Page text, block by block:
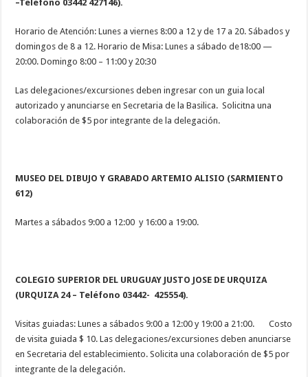
–Teléfono 03442 427146).
Horario de Atención: Lunes a viernes 8:00 a 12 y de 17 a 20. Sábados y
domingos de 8 a 12. Horario de Misa: Lunes a sábado de18:00 —
20:00. Domingo 8:00 – 11:00 y 20:30
Las delegaciones/excursiones deben ingresar con un guia local
autorizado y anunciarse en Secretaria de la Basilica. Solicitna una
colaboración de $5 por integrante de la delegación.
MUSEO DEL DIBUJO Y GRABADO ARTEMIO ALISIO (SARMIENTO
612)
Martes a sábados 9:00 a 12:00 y 16:00 a 19:00.
COLEGIO SUPERIOR DEL URUGUAY JUSTO JOSE DE URQUIZA
(URQUIZA 24 – Teléfono 03442- 425554).
Visitas guiadas: Lunes a sábados 9:00 a 12:00 y 19:00 a 21:00. Costo
de visita guiada $ 10. Las delegaciones/excursiones deben anunciarse
en Secretaria del establecimiento. Solicita una colaboración de $5 por
integrante de la delegación.